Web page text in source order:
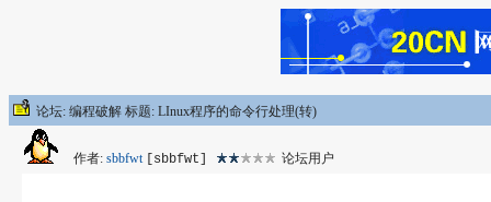
论坛: 编程破解 标题: LInux程序的命令行处理(转)
作者: sbbfwt [sbbfwt] 论坛用户